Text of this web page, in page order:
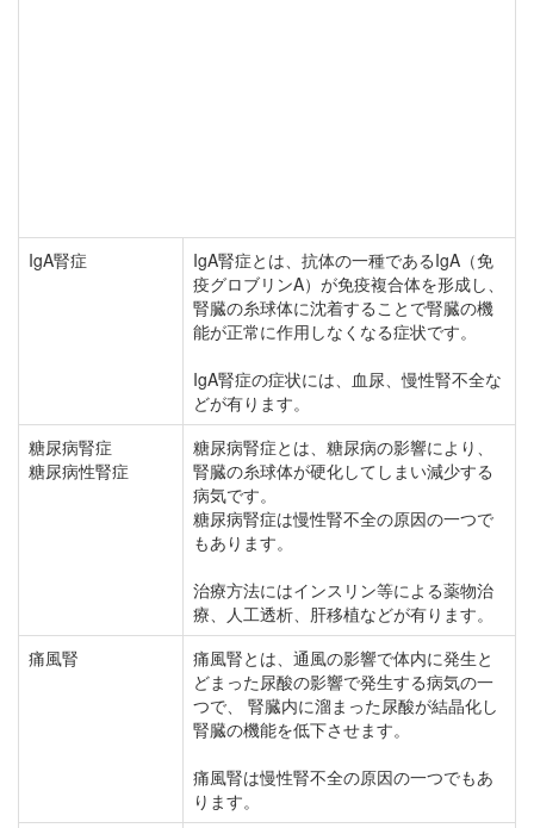
IgA腎症
IgA腎症とは、抗体の一種であるIgA（免
疫グロブリンA）が免疫複合体を形成し、
腎臓の糸球体に沈着することで腎臓の機
能が正常に作用しなくなる症状です。
IgA腎症の症状には、血尿、慢性腎不全な
どが有ります。
糖尿病腎症
糖尿病性腎症
糖尿病腎症とは、糖尿病の影響により、
腎臓の糸球体が硬化してしまい減少する
病気です。
糖尿病腎症は慢性腎不全の原因の一つで
もあります。
治療方法にはインスリン等による薬物治
療、人工透析、肝移植などが有ります。
痛風腎
痛風腎とは、通風の影響で体内に発生と
どまった尿酸の影響で発生する病気の一
つで、 腎臓内に溜まった尿酸が結晶化し
腎臓の機能を低下させます。
痛風腎は慢性腎不全の原因の一つでもあ
ります。